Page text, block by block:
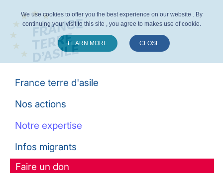
France terre d'asile
Nos actions
Notre expertise
Infos migrants
Faire un don
We use cookies to offer you the best experience on our website . By
continuing your visit to this site , you agree to makes use of cookie.
LEARN MORE CLOSE